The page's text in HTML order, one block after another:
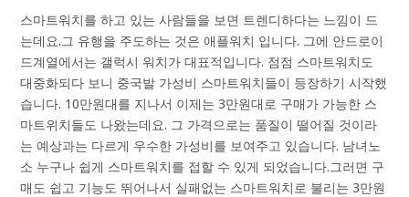
스마트워치를 하고 있는 사람들을 보면 트렌디하다는 느낌이 드
는데요.그 유행을 주도하는 것은 애플워치 입니다. 그에 안드로이
드계열에서는 갤럭시 워치가 대표적입니다. 점점 스마트워치도
대중화되다 보니 중국발 가성비 스마트워치들이 등장하기 시작했
습니다. 10만원대를 지나서 이제는 3만원대로 구매가 가능한 스
마트위치들도 나왔는데요. 그 가격으로는 품질이 떨어질 것이라
는 예상과는 다르게 우수한 가성비를 보여주고 있습니다. 남녀노
소 누구나 쉽게 스마트워치를 접할 수 있게 되었습니다.그러면 구
매도 쉽고 기능도 뛰어나서 실패없는 스마트워치로 불리는 3만원